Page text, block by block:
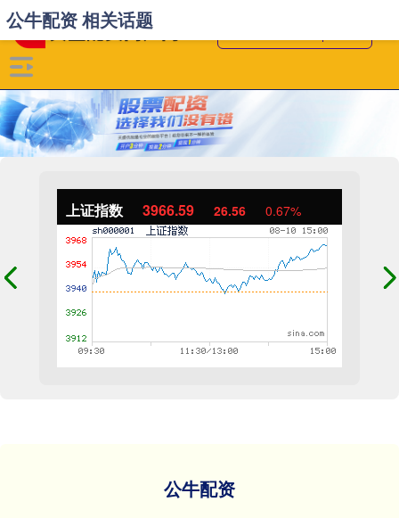
上证指数 3966.59 26.56 0.67%
公牛配资
公牛配资 相关话题